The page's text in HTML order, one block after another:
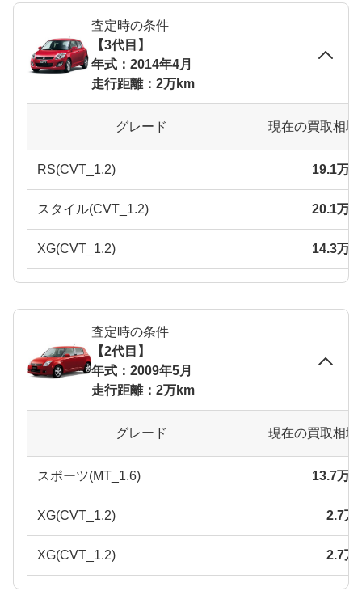
査定時の条件
【3代目】
年式：2014年4月
走行距離：2万km
グレード 現在の買取相
RS(CVT_1.2) 19.1万
スタイル(CVT_1.2) 20.1万
XG(CVT_1.2) 14.3万
査定時の条件
【2代目】
年式：2009年5月
走行距離：2万km
グレード 現在の買取相
スポーツ(MT_1.6) 13.7万
XG(CVT_1.2) 2.7万
XG(CVT_1.2) 2.7万